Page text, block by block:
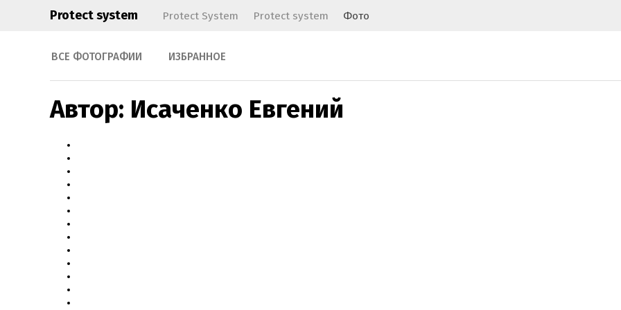
Protect system Protect System Protect system Фото
ВСЕ ФОТОГРАФИИ ИЗБРАННОЕ
Автор: Исаченко Евгений